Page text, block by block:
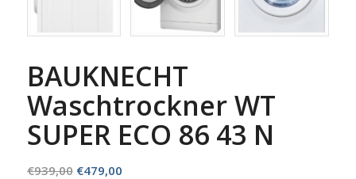
BAUKNECHT
Waschtrockner WT
SUPER ECO 86 43 N
€939,00 Ursprünglicher
€479,00Aktueller